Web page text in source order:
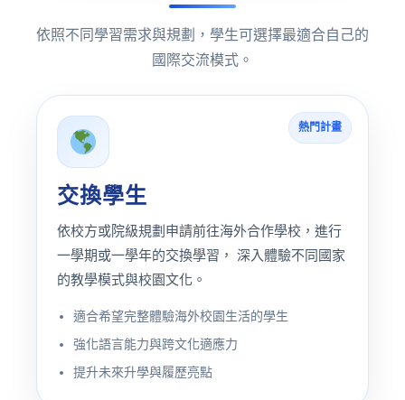
依照不同學習需求與規劃，學生可選擇最適合自己的
國際交流模式。
熱門計畫
交換學生
依校方或院級規劃申請前往海外合作學校，進行
一學期或一學年的交換學習， 深入體驗不同國家
的教學模式與校園文化。
適合希望完整體驗海外校園生活的學生
強化語言能力與跨文化適應力
提升未來升學與履歷亮點